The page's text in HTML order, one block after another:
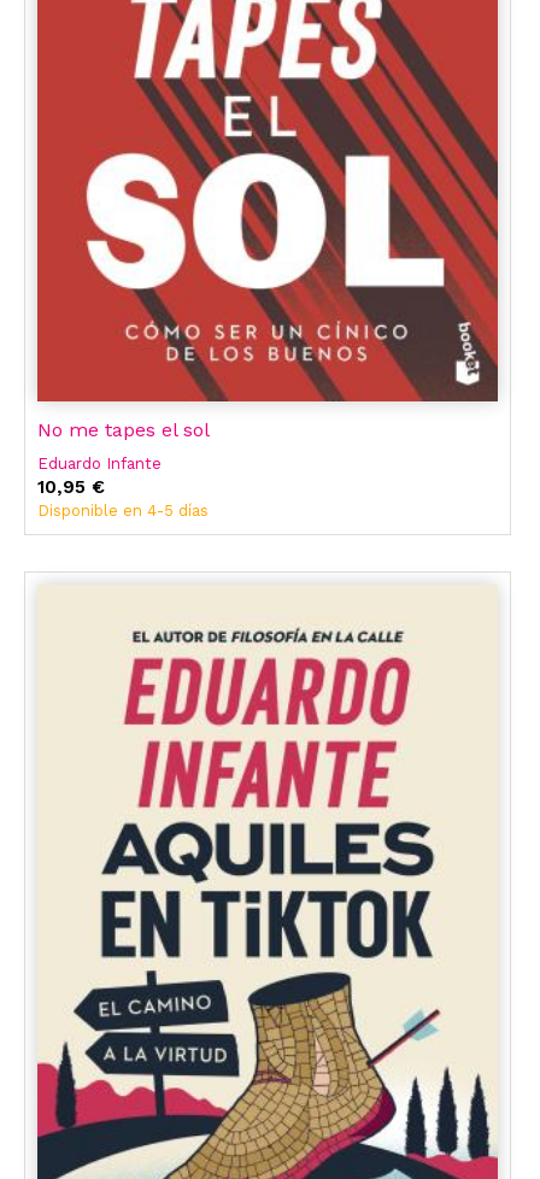
No me tapes el sol
Eduardo Infante
10,95 €
Disponible en 4-5 días